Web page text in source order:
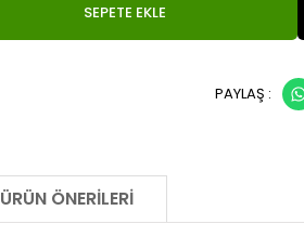
SEPETE EKLE
PAYLAŞ :
ÜRÜN ÖNERILERI